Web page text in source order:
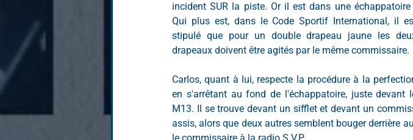
incident SUR la piste. Or il est dans une échappatoire
Qui plus est, dans le Code Sportif International, il
stipulé que pour un double drapeau jaune les
drapeaux doivent être agités par le même commissaire.
Carlos, quant à lui, respecte la procédure à la
en s'arrêtant au fond de l'échappatoire, juste devant
M13. Il se trouve devant un sifflet et devant un
assis, alors que deux autres semblent bouger derrière